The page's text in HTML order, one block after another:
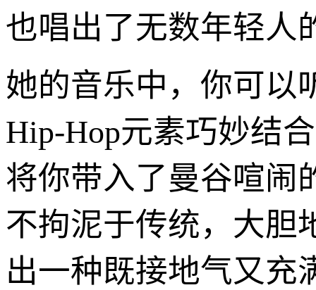
也唱出了无数年轻人
她的音乐中，你可以
Hip-Hop元素巧妙结
将你带入了曼谷喧闹
不拘泥于传统，大胆
出一种既接地气又充